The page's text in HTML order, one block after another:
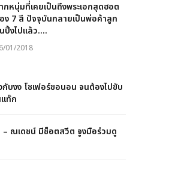
กหนุ่มที่เคยเป็นถึงพระเอกสุดฮอต
ง 7 สี ปัจจุบันกลายเป็นพ่อค้าลูก
ปิ้งไปแล้ว….
01/2018
บงง โชเฟอร์ขอนอน จนต้องไปขับ
ท๊ก
ณเดชน์ มีช็อตสวีต จูงมือร่วมดู